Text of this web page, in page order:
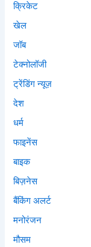
क्रिकेट
खेल
जॉब
टेक्नोलॉजी
ट्रेंडिंग न्यूज़
देश
धर्म
फाइनेंस
बाइक
बिज़नेस
बैंकिंग अलर्ट
मनोरंजन
मौसम